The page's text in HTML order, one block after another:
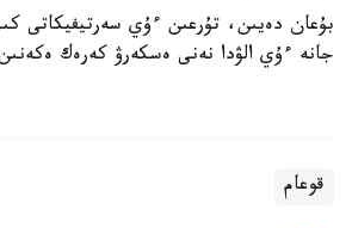
بۇعان دەيىن، تۇرعىن ءۇي سەرتيفيكاتى
جانە ءۇي الۋدا نەنى ەسكەرۋ كەرەك
قوعام